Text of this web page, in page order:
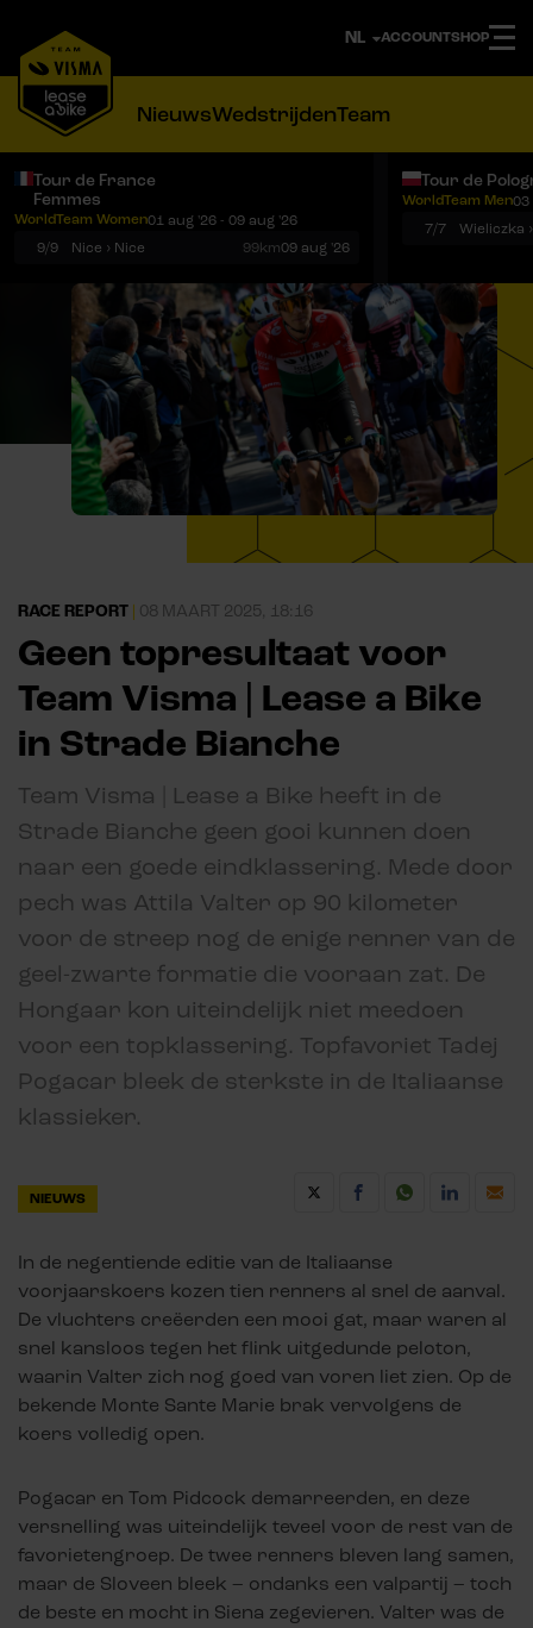
ACCOUNTSHOP
NieuwsWedstrijdenTeam
Tour de France
Femmes
WorldTeam Women01 aug '26 - 09 aug '26
9/9
Nice › Nice 99km09 aug '26
Tour de
WorldTeam Men03
7/7
Wieliczka
RACE REPORT 08 MAART 2025, 18:16
Geen topresultaat voor
Team Visma | Lease a Bike
in Strade Bianche
Team Visma | Lease a Bike heeft in de
Strade Bianche geen gooi kunnen doen
naar een goede eindklassering. Mede door
pech was Attila Valter op 90 kilometer
voor de streep nog de enige renner van de
geel-zwarte formatie die vooraan zat. De
Hongaar kon uiteindelijk niet meedoen
voor een topklassering. Topfavoriet Tadej
Pogacar bleek de sterkste in de Italiaanse
klassieker.
NIEUWS
In de negentiende editie van de Italiaanse
voorjaarskoers kozen tien renners al snel de aanval.
De vluchters creëerden een mooi gat, maar waren al
snel kansloos tegen het flink uitgedunde peloton,
waarin Valter zich nog goed van voren liet zien. Op de
bekende Monte Sante Marie brak vervolgens de
koers volledig open.
Pogacar en Tom Pidcock demarreerden, en deze
versnelling was uiteindelijk teveel voor de rest van de
favorietengroep. De twee renners bleven lang samen,
maar de Sloveen bleek – ondanks een valpartij – toch
de beste en mocht in Siena zegevieren. Valter was de